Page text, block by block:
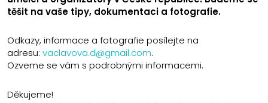
těšit na vaše tipy, dokumentaci a fotografie.
Odkazy, informace a fotografie posílejte na
adresu: vaclavova.d@gmail.com.
Ozveme se vám s podrobnými informacemi.
Děkujeme!